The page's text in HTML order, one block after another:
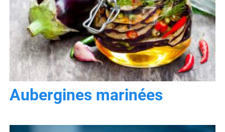
Aubergines marinées